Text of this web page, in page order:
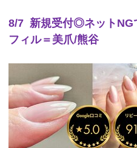
8/7 新規受付◎ネットNG
フィル＝美爪/熊谷